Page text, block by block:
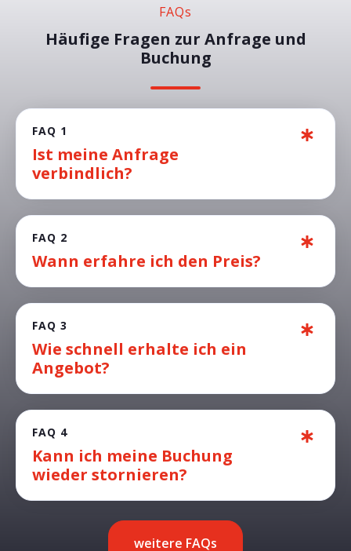
FAQs
Häufige Fragen zur Anfrage und
Buchung
FAQ 1
Ist meine Anfrage
verbindlich?
FAQ 2
Wann erfahre ich den Preis?
FAQ 3
Wie schnell erhalte ich ein
Angebot?
FAQ 4
Kann ich meine Buchung
wieder stornieren?
weitere FAQs